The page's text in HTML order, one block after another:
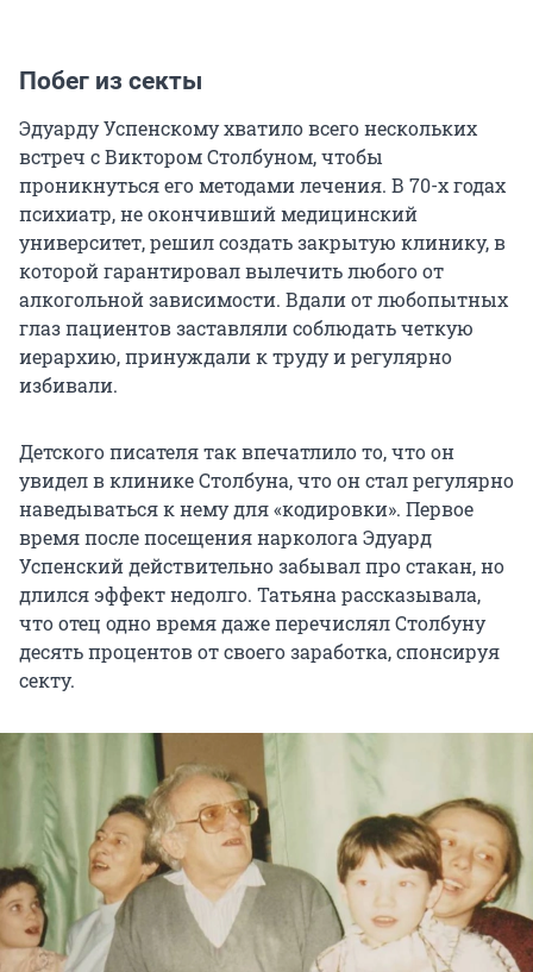
Побег из секты
Эдуарду Успенскому хватило всего нескольких
встреч с Виктором Столбуном, чтобы
проникнуться его методами лечения. В 70-х годах
психиатр, не окончивший медицинский
университет, решил создать закрытую клинику, в
которой гарантировал вылечить любого от
алкогольной зависимости. Вдали от любопытных
глаз пациентов заставляли соблюдать четкую
иерархию, принуждали к труду и регулярно
избивали.
Детского писателя так впечатлило то, что он
увидел в клинике Столбуна, что он стал регулярно
наведываться к нему для «кодировки». Первое
время после посещения нарколога Эдуард
Успенский действительно забывал про стакан, но
длился эффект недолго. Татьяна рассказывала,
что отец одно время даже перечислял Столбуну
десять процентов от своего заработка, спонсируя
секту.